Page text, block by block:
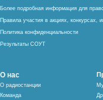
Более подробная информация для
Правила участия в акциях, конкурсах,
Политика конфиденциальности
Результаты СОУТ
О нас
О радиостанции
Команда